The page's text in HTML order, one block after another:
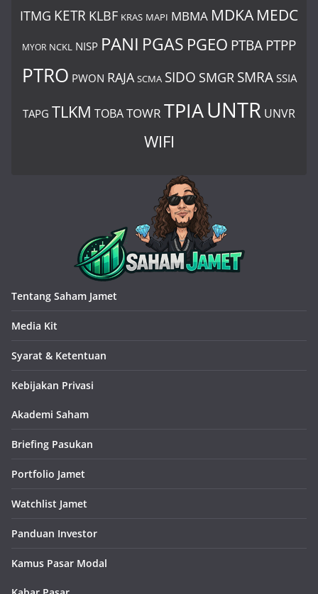
ITMG KETR KLBF KRAS MAPI MBMA MDKA MEDC
MYOR NCKL NISP PANI PGAS PGEO PTBAPTPP
PTRO PWON RAJA SCMA SIDO SMGR SMRA SSIA
TAPG TLKM TOBATOWR TPIAUNTR UNVR
WIFI
Tentang Saham Jamet
Media Kit
Syarat & Ketentuan
Kebijakan Privasi
Akademi Saham
Briefing Pasukan
Portfolio Jamet
Watchlist Jamet
Panduan Investor
Kamus Pasar Modal